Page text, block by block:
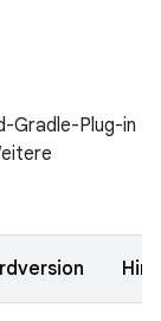
Gradle-Plug-in